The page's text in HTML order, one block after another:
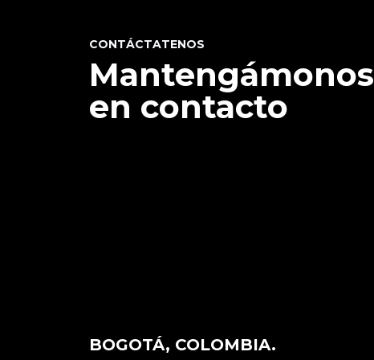
CONTÁCTATENOS
Mantengámonos
en contacto
BOGOTÁ, COLOMBIA.